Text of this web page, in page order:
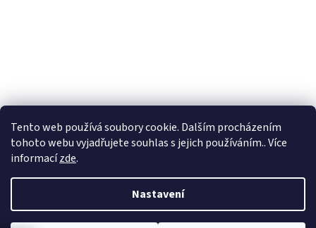
Tento web používá soubory cookie. Dalším procházením
tohoto webu vyjadřujete souhlas s jejich používáním.. Více
informacízde.
Nastavení
Vytvořil Shoptet